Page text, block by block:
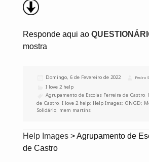
Responde aqui ao
mostra
Publicado
Domingo, 6 de Fevereiro de 2022 Autor
Pedro
Categorias
I love 2 help
Etiquetas
Agrupamento de Escolas Ferreira de Castro
de Castro ,I love 2 help; Help Images; ONGD;
Solidário mem martins
Help Images>Agrupamento de
de Castro